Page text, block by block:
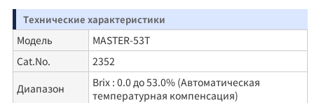
Технические характеристики
Модель
MASTER-53T
Cat.No.
2352
Диапазон
Brix : 0.0 до 53.0% (Автоматическая
температурная компенсация)